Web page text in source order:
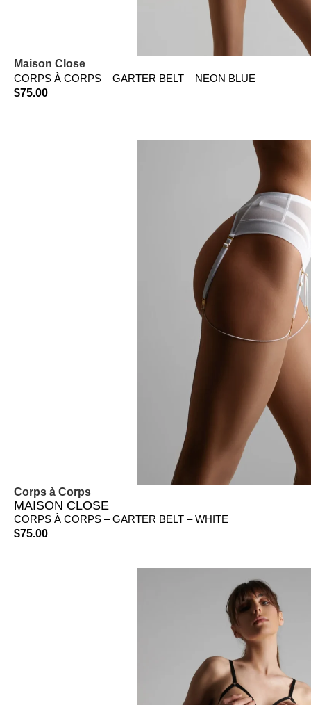
Maison Close
CORPS À CORPS – GARTER BELT – NEON BLUE
$75.00
Corps à Corps
MAISON CLOSE
CORPS À CORPS – GARTER BELT – WHITE
$75.00